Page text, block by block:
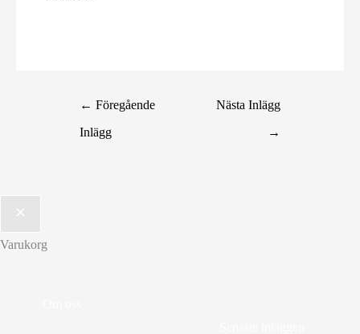
← Föregående
Inlägg
Nästa Inlägg
→
Varukorg